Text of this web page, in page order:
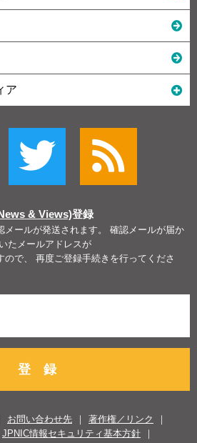
ア
& Views)登録
メールが発送されます。 確認メールが届か
たメールアドレスが
で、 再度ご登録手続きを行ってくださ
登 録
お問い合わせ先
著作権／リンク
JPNIC情報セキュリティ基本方針